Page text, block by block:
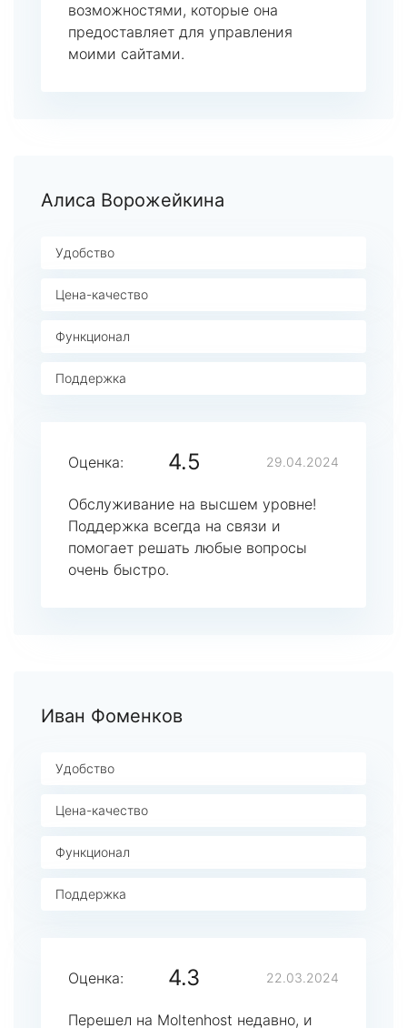
возможностями, которые она
предоставляет для управления
моими сайтами.
Алиса Ворожейкина
Удобство
Цена-качество
Функционал
Поддержка
Оценка: 4.5 29.04.2024
Обслуживание на высшем уровне!
Поддержка всегда на связи и
помогает решать любые вопросы
очень быстро.
Иван Фоменков
Удобство
Цена-качество
Функционал
Поддержка
Оценка: 4.3 22.03.2024
Перешел на Moltenhost недавно, и